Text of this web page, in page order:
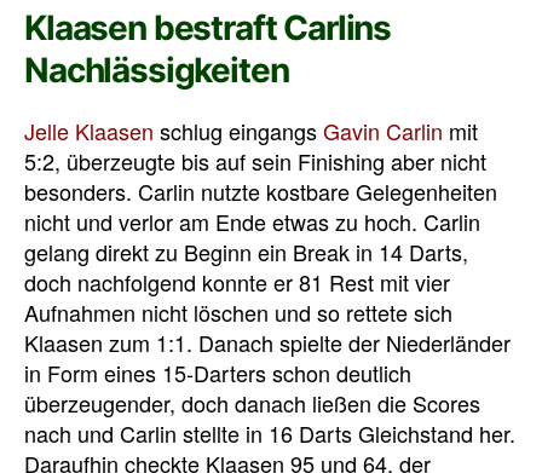
Klaasen bestraft Carlins
Nachlässigkeiten
Jelle Klaasen schlug eingangsGavin Carlin mit
5:2, überzeugte bis auf sein Finishing aber nicht
besonders. Carlin nutzte kostbare Gelegenheiten
nicht und verlor am Ende etwas zu hoch. Carlin
gelang direkt zu Beginn ein Break in 14 Darts,
doch nachfolgend konnte er 81 Rest mit vier
Aufnahmen nicht löschen und so rettete sich
Klaasen zum 1:1. Danach spielte der Niederländer
in Form eines 15-Darters schon deutlich
überzeugender, doch danach ließen die Scores
nach und Carlin stellte in 16 Darts Gleichstand her.
Daraufhin checkte Klaasen 95 und 64, der